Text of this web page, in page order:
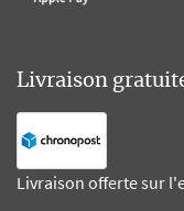
Livraison
Livraison offerte sur